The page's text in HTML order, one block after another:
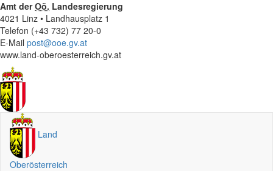
Amt derOö. Landesregierung
4021 Linz • Landhausplatz 1
Telefon (+43 732) 77 20-0
E-Mail post@ooe.gv.at
www.land-oberoesterreich.gv.at
Land
Oberösterreich